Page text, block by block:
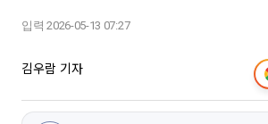
입력 2026-05-13 07:27
김우람 기자